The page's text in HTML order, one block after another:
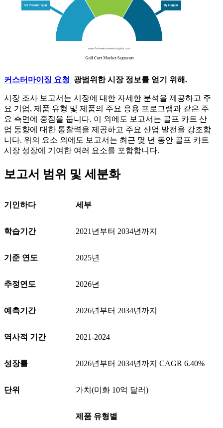
커스터마이징 요청 광범위한 시장 정보를 얻기 위해.
시장 조사 보고서는 시장에 대한 자세한 분석을 제공하고 주
요 기업, 제품 유형 및 제품의 주요 응용 프로그램과 같은 주
요 측면에 중점을 둡니다. 이 외에도 보고서는 골프 카트 산
업 동향에 대한 통찰력을 제공하고 주요 산업 발전을 강조합
니다. 위의 요소 외에도 보고서는 최근 몇 년 동안 골프 카트
시장 성장에 기여한 여러 요소를 포함합니다.
보고서 범위 및 세분화
기인하다 세부
학습기간 2021년부터 2034년까지
기준 연도 2025년
추정연도 2026년
예측기간 2026년부터 2034년까지
역사적 기간 2021-2024
성장률 2026년부터 2034년까지 CAGR 6.40%
단위 가치(미화 10억 달러)
제품 유형별